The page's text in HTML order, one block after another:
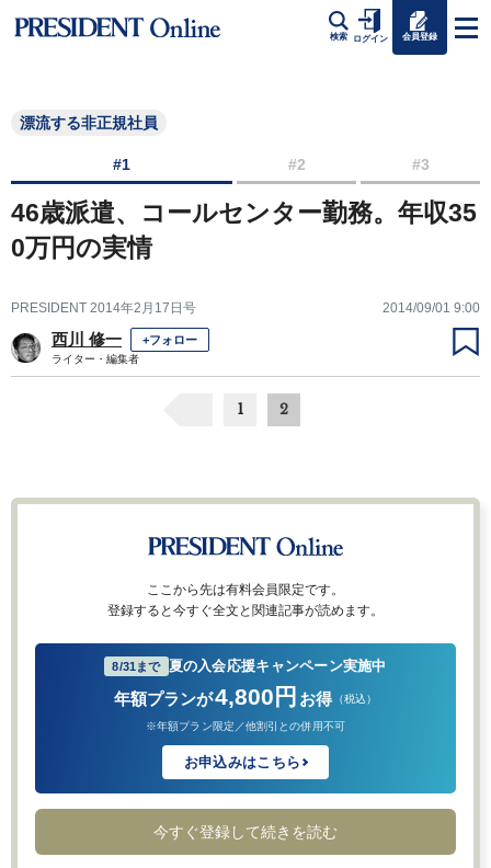
検索 ログイン 会員登録
漂流する非正規社員
#1 #2 #3
46歳派遣、コールセンター勤務。年収35
0万円の実情
PRESIDENT 2014年2月17日号 2014/09/01 9:00
西川 修一 +フォロー
ライター・編集者
1 2
ここから先は有料会員限定です。
登録すると今すぐ全文と関連記事が読めます。
8/31まで 夏の入会応援キャンペーン実施中
年額プランが4,800円 お得 （税込）
※年額プラン限定／他割引との併用不可
お申込みはこちら
今すぐ登録して続きを読む